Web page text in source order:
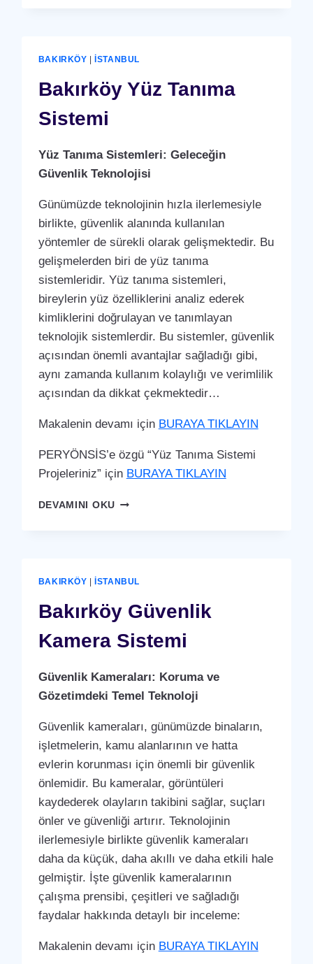
BAKIRKÖY İSTANBUL
Bakırköy Yüz Tanıma
Sistemi
Yüz Tanıma Sistemleri: Geleceğin
Güvenlik Teknolojisi
Günümüzde teknolojinin hızla ilerlemesiyle
birlikte, güvenlik alanında kullanılan
yöntemler de sürekli olarak gelişmektedir. Bu
gelişmelerden biri de yüz tanıma
sistemleridir. Yüz tanıma sistemleri,
bireylerin yüz özelliklerini analiz ederek
kimliklerini doğrulayan ve tanımlayan
teknolojik sistemlerdir. Bu sistemler, güvenlik
açısından önemli avantajlar sağladığı gibi,
aynı zamanda kullanım kolaylığı ve verimlilik
açısından da dikkat çekmektedir…
Makalenin devamı için BURAYA TIKLAYIN
PERYÖNSİS’e özgü “Yüz Tanıma Sistemi
Projeleriniz” için BURAYA TIKLAYIN
DEVAMINI OKUBAKIRKÖY
BAKIRKÖY İSTANBUL
Bakırköy Güvenlik
Kamera Sistemi
Güvenlik Kameraları: Koruma ve
Gözetimdeki Temel Teknoloji
Güvenlik kameraları, günümüzde binaların,
işletmelerin, kamu alanlarının ve hatta
evlerin korunması için önemli bir güvenlik
önlemidir. Bu kameralar, görüntüleri
kaydederek olayların takibini sağlar, suçları
önler ve güvenliği artırır. Teknolojinin
ilerlemesiyle birlikte güvenlik kameraları
daha da küçük, daha akıllı ve daha etkili hale
gelmiştir. İşte güvenlik kameralarının
çalışma prensibi, çeşitleri ve sağladığı
faydalar hakkında detaylı bir inceleme:
Makalenin devamı için BURAYA TIKLAYIN